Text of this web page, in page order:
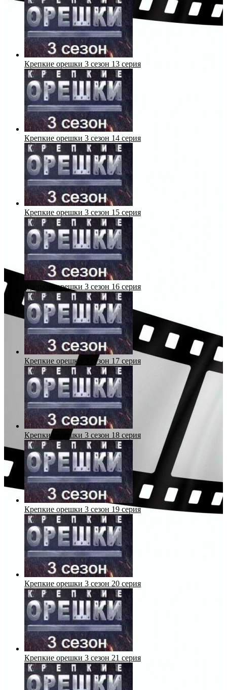
Крепкие орешки 3 сезон 13 серия
Крепкие орешки 3 сезон 14 серия
Крепкие орешки 3 сезон 15 серия
Крепкие орешки 3 сезон 16 серия
Крепкие орешки 3 сезон 17 серия
Крепкие орешки 3 сезон 18 серия
Крепкие орешки 3 сезон 19 серия
Крепкие орешки 3 сезон 20 серия
Крепкие орешки 3 сезон 21 серия